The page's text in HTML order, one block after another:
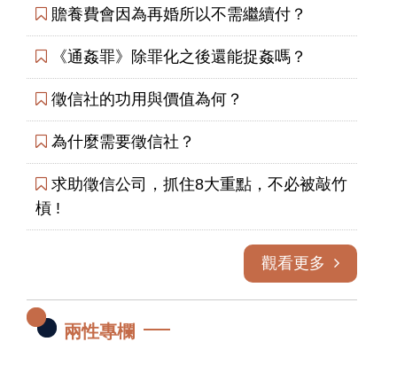
贍養費會因為再婚所以不需繼續付？
《通姦罪》除罪化之後還能捉姦嗎？
徵信社的功用與價值為何？
為什麼需要徵信社？
求助徵信公司，抓住8大重點，不必被敲竹
槓 !
觀看更多
兩性專欄